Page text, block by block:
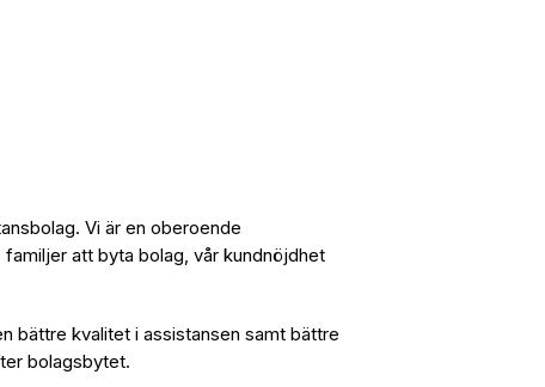
Vi är en oberoende
att byta bolag, vår kundnöjdhet
bättre kvalitet i assistansen samt bättre
bolagsbytet.